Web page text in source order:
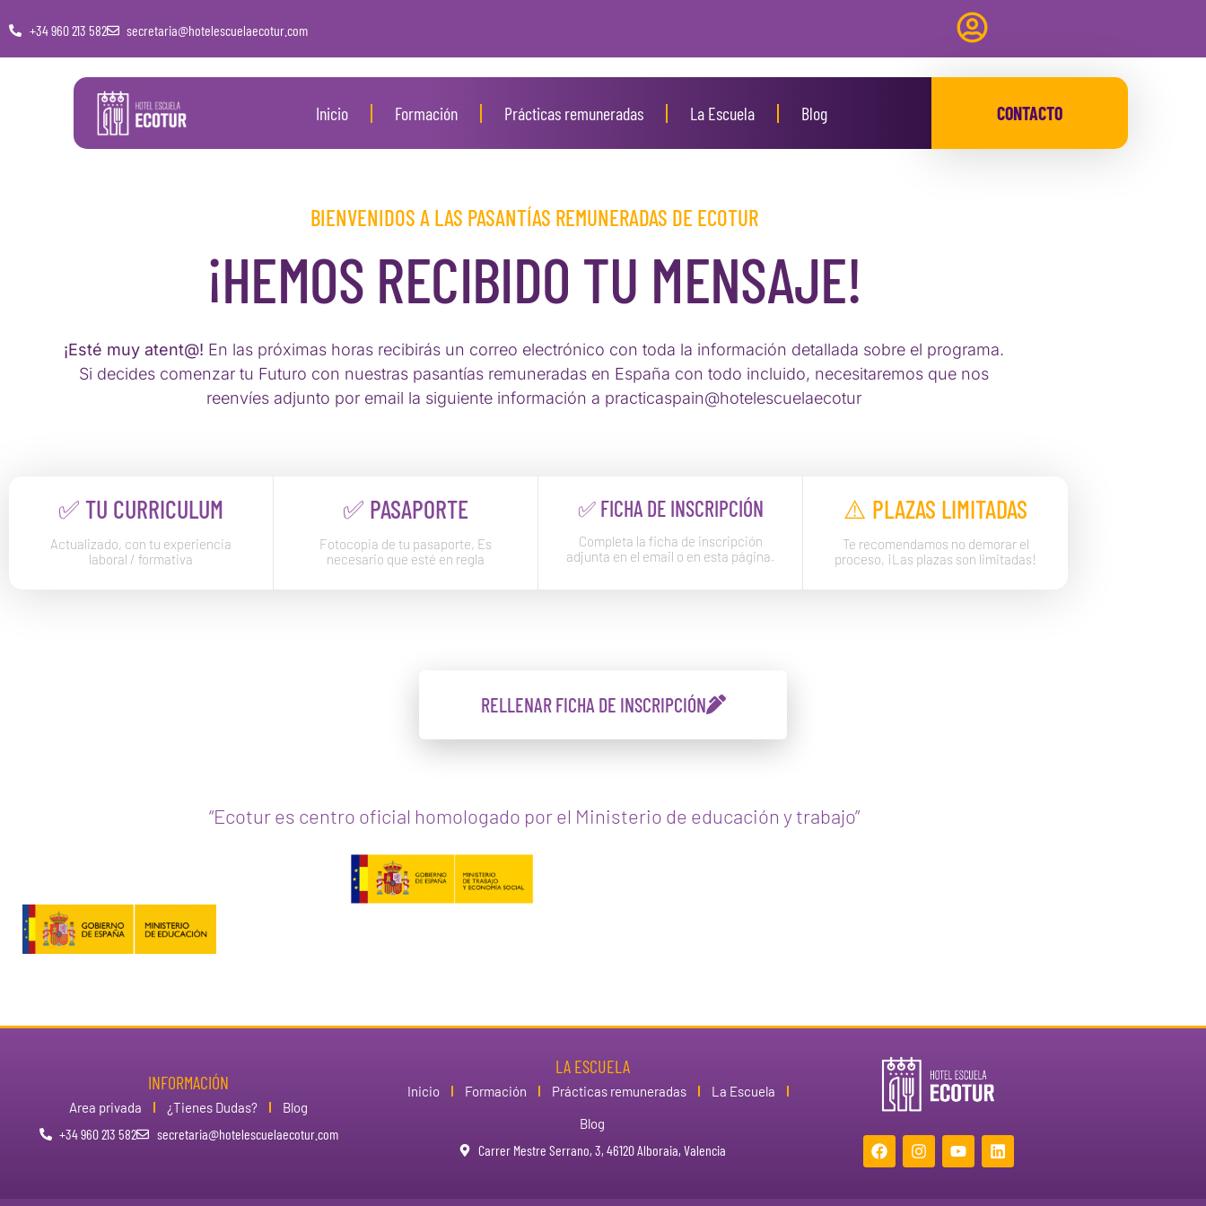
+34 960 213 582 secretaria@hotelescuelaecotur.com
Inicio Formación Prácticas remuneradas La Escuela Blog CONTACTO
BIENVENIDOS A LAS PASANTÍAS REMUNERADAS DE ECOTUR
¡HEMOS RECIBIDO TU MENSAJE!
¡Esté muy atent@! En las próximas horas recibirás un correo electrónico con toda la información detallada sobre el programa.
Si decides comenzar tu Futuro con nuestras pasantías remuneradas en España con todo incluido, necesitaremos que nos
reenvíes adjunto por email la siguiente información a practicaspain@hotelescuelaecotur
✅ TU CURRICULUM
Actualizado, con tu experiencia
laboral / formativa
✅ PASAPORTE
Fotocopia de tu pasaporte, Es
necesario que esté en regla
✅ FICHA DE INSCRIPCIÓN
Completa la ficha de inscripción
adjunta en el email o en esta página.
⚠️ PLAZAS LIMITADAS
Te recomendamos no demorar el
proceso, ¡Las plazas son limitadas!
RELLENAR FICHA DE INSCRIPCIÓN
“Ecotur es centro oficial homologado por el Ministerio de educación y trabajo”
INFORMACIÓN
Area privada ¿Tienes Dudas? Blog
+34 960 213 582 secretaria@hotelescuelaecotur.com
LA ESCUELA
Inicio Formación Prácticas remuneradas
La Escuela
Blog
Carrer Mestre Serrano, 3, 46120 Alboraia, Valencia